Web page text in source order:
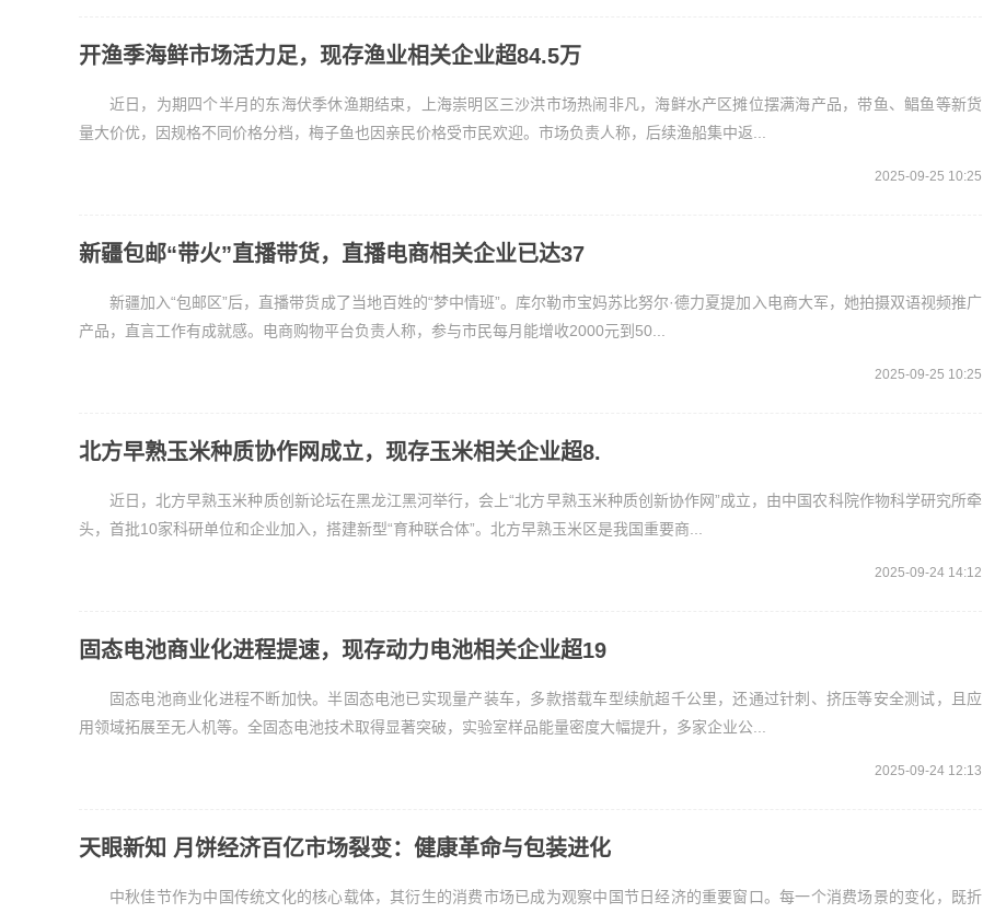
开渔季海鲜市场活力足，现存渔业相关企业超84.5万
近日，为期四个半月的东海伏季休渔期结束，上海崇明区三沙洪市场热闹非凡，海鲜水产区摊位摆满海产品，带鱼、鲳鱼等新货
量大价优，因规格不同价格分档，梅子鱼也因亲民价格受市民欢迎。市场负责人称，后续渔船集中返...
2025-09-25 10:25
新疆包邮“带火”直播带货，直播电商相关企业已达37
新疆加入“包邮区”后，直播带货成了当地百姓的“梦中情班”。库尔勒市宝妈苏比努尔·德力夏提加入电商大军，她拍摄双语视频推广
产品，直言工作有成就感。电商购物平台负责人称，参与市民每月能增收2000元到50...
2025-09-25 10:25
北方早熟玉米种质协作网成立，现存玉米相关企业超8.
近日，北方早熟玉米种质创新论坛在黑龙江黑河举行，会上“北方早熟玉米种质创新协作网”成立，由中国农科院作物科学研究所牵
头，首批10家科研单位和企业加入，搭建新型“育种联合体”。北方早熟玉米区是我国重要商...
2025-09-24 14:12
固态电池商业化进程提速，现存动力电池相关企业超19
固态电池商业化进程不断加快。半固态电池已实现量产装车，多款搭载车型续航超千公里，还通过针刺、挤压等安全测试，且应
用领域拓展至无人机等。全固态电池技术取得显著突破，实验室样品能量密度大幅提升，多家企业公...
2025-09-24 12:13
天眼新知 月饼经济百亿市场裂变：健康革命与包装进化
中秋佳节作为中国传统文化的核心载体，其衍生的消费市场已成为观察中国节日经济的重要窗口。每一个消费场景的变化，既折